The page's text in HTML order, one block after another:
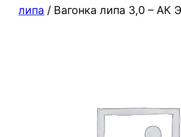
липа / Вагонка липа 3,0 – АК